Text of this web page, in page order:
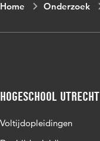
Home Onderzoek
Hogeschool Utrecht
Voltijdopleidingen